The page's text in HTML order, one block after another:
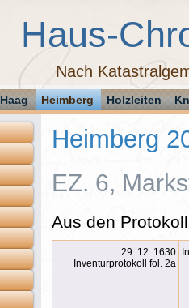
Haus-
Nach
Haag Heimberg Holzleiten
Heimberg
EZ. 6,
Aus den
29. 12. 1630
Inventurprotokoll fol. 2a